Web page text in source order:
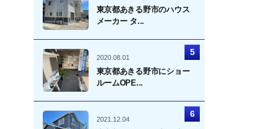
東京都あきる野市のハウス
メーカー タ...
2020.08.01
東京都あきる野市にショー
ルームOPE...
2021.12.04